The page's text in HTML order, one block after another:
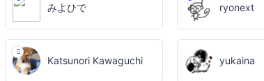
みよひで ryonext
Katsunori Kawaguchi yukaina